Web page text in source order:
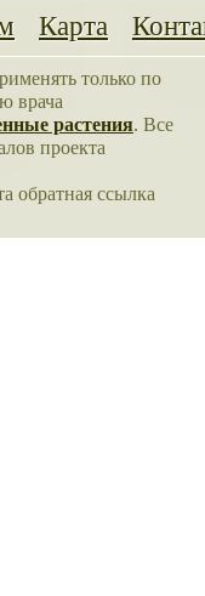
Карта
только по
врача
растения. Все
проекта
обратная ссылка